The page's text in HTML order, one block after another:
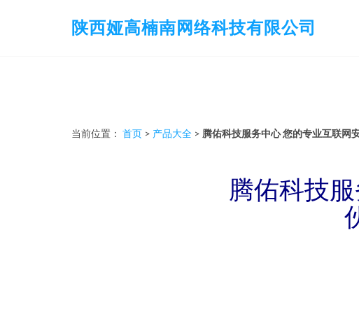
陕西娅高楠南网络科技有限公司
当前位置： 首页 > 产品大全 > 腾佑科技服务中心 您的专业互联网
腾佑科技